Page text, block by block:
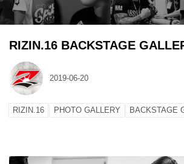
RIZIN.16 BACKSTAGE
2019-06-20
RIZIN.16 PHOTO GALLERY BACKSTAGE